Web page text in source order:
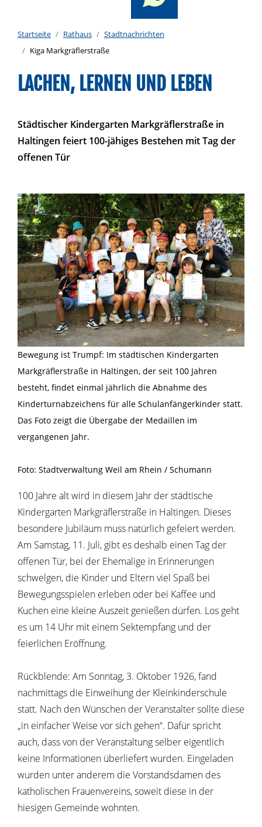
Startseite Rathaus
Stadtnachrichten
Kiga Markgräflerstraße
LACHEN, LERNEN UND LEBEN
Städtischer Kindergarten Markgräflerstraße in
Haltingen feiert 100-jähiges Bestehen mit Tag der
offenen Tür
Bewegung ist Trumpf: Im städtischen Kindergarten
Markgräflerstraße in Haltingen, der seit 100 Jahren
besteht, findet einmal jährlich die Abnahme des
Kinderturnabzeichens für alle Schulanfängerkinder statt.
Das Foto zeigt die Übergabe der Medaillen im
vergangenen Jahr.
Foto: Stadtverwaltung Weil am Rhein / Schumann
100 Jahre alt wird in diesem Jahr der städtische
Kindergarten Markgräflerstraße in Haltingen. Dieses
besondere Jubiläum muss natürlich gefeiert werden.
Am Samstag, 11. Juli, gibt es deshalb einen Tag der
offenen Tür, bei der Ehemalige in Erinnerungen
schwelgen, die Kinder und Eltern viel Spaß bei
Bewegungsspielen erleben oder bei Kaffee und
Kuchen eine kleine Auszeit genießen dürfen. Los geht
es um 14 Uhr mit einem Sektempfang und der
feierlichen Eröffnung.
Rückblende: Am Sonntag, 3. Oktober 1926, fand
nachmittags die Einweihung der Kleinkinderschule
statt. Nach den Wünschen der Veranstalter sollte diese
„in einfacher Weise vor sich gehen“. Dafür spricht
auch, dass von der Veranstaltung selber eigentlich
keine Informationen überliefert wurden. Eingeladen
wurden unter anderem die Vorstandsdamen des
katholischen Frauenvereins, soweit diese in der
hiesigen Gemeinde wohnten.